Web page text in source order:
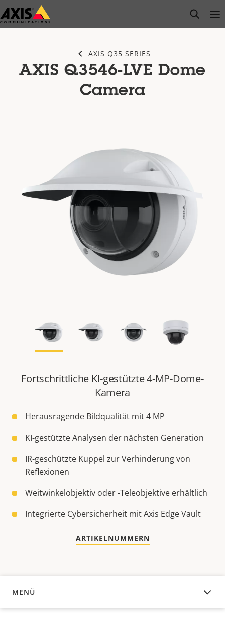
Zum
Hauptinhalt
open
AXIS Q35 SERIES
AXIS Q3546-LVE Dome
Camera
Fortschrittliche KI-gestützte 4-MP-Dome-
Kamera
Herausragende Bildqualität mit 4 MP
KI-gestützte Analysen der nächsten Generation
IR-geschützte Kuppel zur Verhinderung von
Reflexionen
Weitwinkelobjektiv oder -Teleobjektive erhältlich
Integrierte Cybersicherheit mit Axis Edge Vault
ARTIKELNUMMERN
MENÜ
ÜBERSICHT